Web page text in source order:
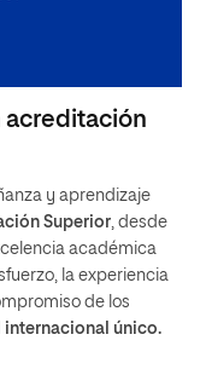
acreditación
y aprendizaje
Superior, desde
académica
la experiencia
de los
internacional único.